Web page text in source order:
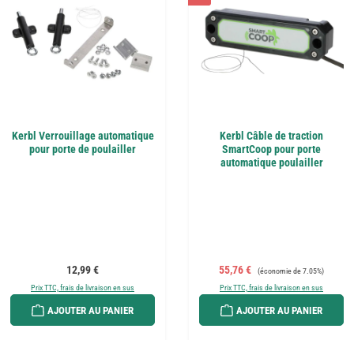
Kerbl Verrouillage automatique
pour porte de poulailler
Prix régulier :
12,99 €
Prix TTC, frais de livraison en sus
AJOUTER AU PANIER
Kerbl Câble de traction
SmartCoop pour porte
automatique poulailler
Prix de vente :
55,76 € Prix régulier :
(économie de 7.05%)
Prix TTC, frais de livraison en sus
AJOUTER AU PANIER